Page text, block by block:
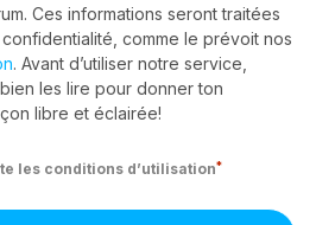
Ces informations seront traitées
comme le prévoit nos
. Avant d’utiliser notre service,
les lire pour donner ton
libre et éclairée!
les conditions d’utilisation*